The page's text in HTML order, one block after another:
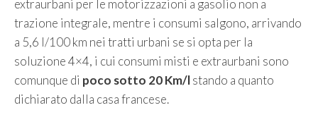
extraurbani per le motorizzazioni a gasolio non a
trazione integrale, mentre i consumi salgono, arrivando
a 5,6 l/100 km nei tratti urbani se si opta per la
soluzione 4×4, i cui consumi misti e extraurbani sono
comunque di poco sotto 20 Km/lstando a quanto
dichiarato dalla casa francese.